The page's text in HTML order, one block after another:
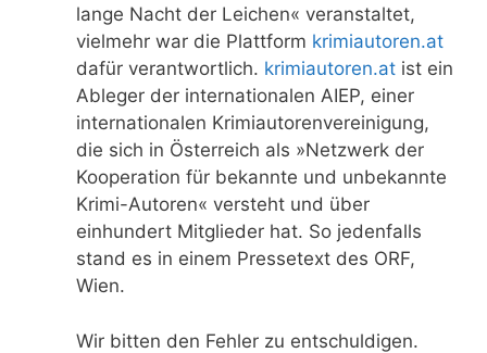
lange Nacht der Leichen« veranstaltet,
vielmehr war die Plattform krimiautoren.at
dafür verantwortlich. krimiautoren.at ist ein
Ableger der internationalen AIEP, einer
internationalen Krimiautorenvereinigung,
die sich in Österreich als »Netzwerk der
Kooperation für bekannte und unbekannte
Krimi-Autoren« versteht und über
einhundert Mitglieder hat. So jedenfalls
stand es in einem Pressetext des ORF,
Wien.
Wir bitten den Fehler zu entschuldigen.